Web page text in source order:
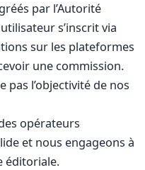
par l’Autorité
s’inscrit via
sur les plateformes
une commission.
pas l’objectivité de nos
opérateurs
et nous engageons à
éditoriale.